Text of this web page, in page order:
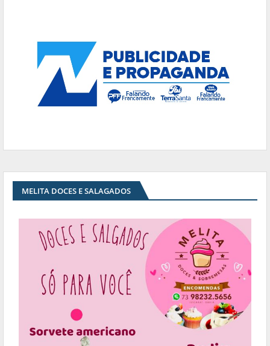
MELITA DOCES E SALAGADOS